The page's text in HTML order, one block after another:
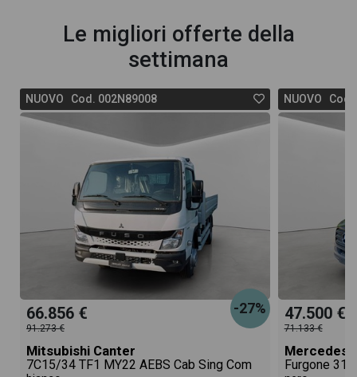
Le migliori offerte della
settimana
NUOVO Cod. 002N89008
-27%
66.856 €
91.273 €
Mitsubishi Canter
7C15/34 TF1 MY22 AEBS Cab Sing Com
NUOVO Cod.
47.500 €
71.133 €
Mercedes
Furgone